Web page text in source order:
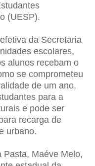
(UESP).
da Secretaria
escolares,
alunos recebam o
se comprometeu
de um ano,
para a
e pode ser
recarga de
urbano.
Pasta, Maéve Melo,